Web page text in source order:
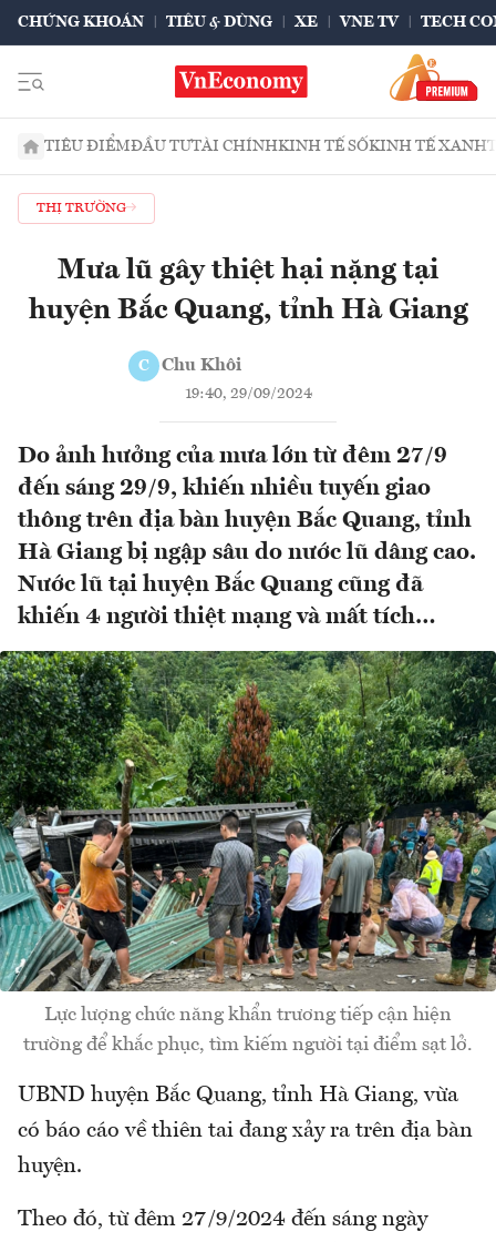
CHỨNG KHOÁN TIÊU & DÙNG XE VNE TV TECH
TIÊU ĐIỂMĐẦU TƯTÀI CHÍNHKINH TẾ SỐKINH TẾ XANH
THỊ TRƯỜNG
Mưa lũ gây thiệt hại nặng tại
huyện Bắc Quang, tỉnh Hà Giang
C Chu Khôi
19:40, 29/09/2024
Do ảnh hưởng của mưa lớn từ đêm 27/9
đến sáng 29/9, khiến nhiều tuyến giao
thông trên địa bàn huyện Bắc Quang, tỉnh
Hà Giang bị ngập sâu do nước lũ dâng cao.
Nước lũ tại huyện Bắc Quang cũng đã
khiến 4 người thiệt mạng và mất tích…
Lực lượng chức năng khẩn trương tiếp cận hiện
trường để khắc phục, tìm kiếm người tại điểm sạt lở.
UBND huyện Bắc Quang, tỉnh Hà Giang, vừa
có báo cáo về thiên tai đang xảy ra trên địa bàn
huyện.
Theo đó, từ đêm 27/9/2024 đến sáng ngày